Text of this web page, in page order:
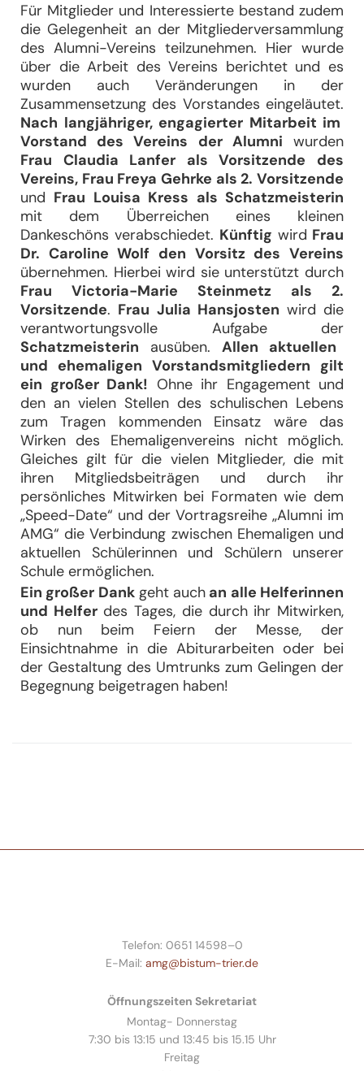
Für Mitglieder und Interessierte bestand zudem
die Gelegenheit an der Mitgliederversammlung
des Alumni-Vereins teilzunehmen. Hier wurde
über die Arbeit des Vereins berichtet und es
wurden auch Veränderungen in der
Zusammensetzung des Vorstandes eingeläutet.
Nach langjähriger, engagierter Mitarbeit im
Vorstand des Vereins der Alumni wurden
Frau Claudia Lanfer als Vorsitzende des
Vereins, Frau Freya Gehrke als 2. Vorsitzende
und Frau Louisa Kress als Schatzmeisterin
mit dem Überreichen eines kleinen
Dankeschöns verabschiedet. Künftig wird Frau
Dr. Caroline Wolf den Vorsitz des Vereins
übernehmen. Hierbei wird sie unterstützt durch
Frau Victoria-Marie Steinmetz als 2.
Vorsitzende. Frau Julia Hansjosten wird die
verantwortungsvolle Aufgabe der
Schatzmeisterin ausüben. Allen aktuellen
und ehemaligen Vorstandsmitgliedern gilt
ein großer Dank! Ohne ihr Engagement und
den an vielen Stellen des schulischen Lebens
zum Tragen kommenden Einsatz wäre das
Wirken des Ehemaligenvereins nicht möglich.
Gleiches gilt für die vielen Mitglieder, die mit
ihren Mitgliedsbeiträgen und durch ihr
persönliches Mitwirken bei Formaten wie dem
„Speed-Date“ und der Vortragsreihe „Alumni im
AMG“ die Verbindung zwischen Ehemaligen und
aktuellen Schülerinnen und Schülern unserer
Schule ermöglichen.
Ein großer Dankgeht auch an alle Helferinnen
und Helferdes Tages, die durch ihr Mitwirken,
ob nun beim Feiern der Messe, der
Einsichtnahme in die Abiturarbeiten oder bei
der Gestaltung des Umtrunks zum Gelingen der
Begegnung beigetragen haben!
Telefon: 0651 14598–0
E-Mail: amg@bistum-trier.de
Öffnungszeiten Sekretariat
Montag- Donnerstag
7:30 bis 13:15 und 13:45 bis 15.15 Uhr
Freitag